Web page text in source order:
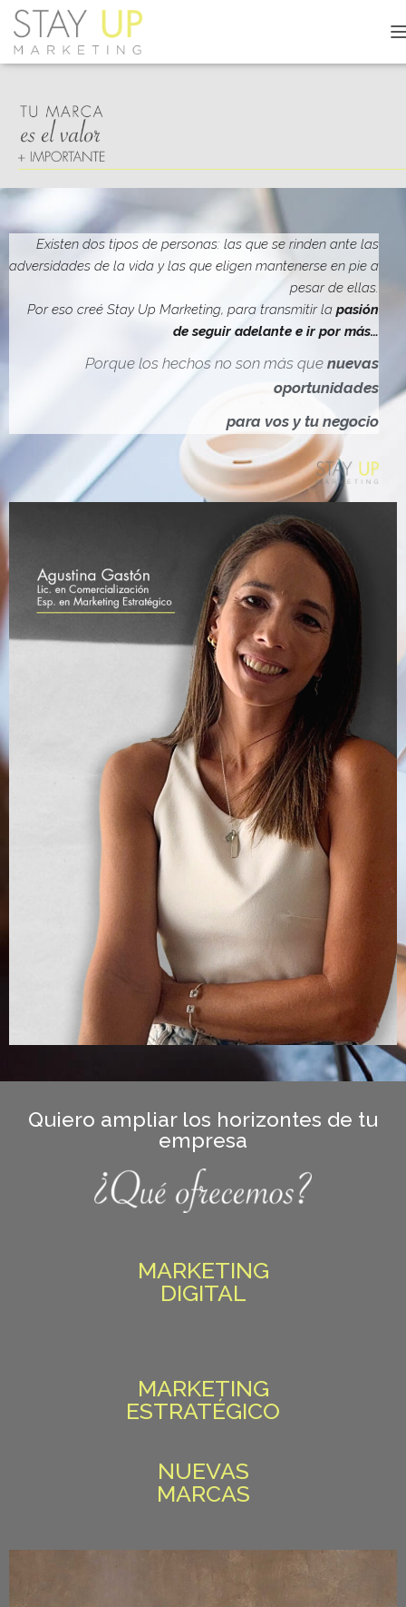
A
M
D
E
N
A
V
G
I
Ó
N
Existen dos tipos de personas: las que se rinden ante las
adversidades de la vida y las que eligen mantenerse en pie a
pesar de ellas.
Por eso creé Stay Up Marketing, para transmitir la pasión
de seguir adelante e ir por más…
Porque los hechos no son más que nuevas
oportunidades
para vos y tu negocio
Quiero ampliar los horizontes de tu
empresa
MARKETING
DIGITAL
MARKETING
ESTRATÉGICO
NUEVAS
MARCAS